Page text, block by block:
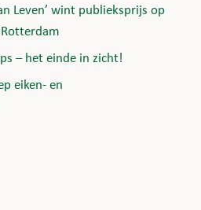
Leven’ wint publieksprijs op
– het einde in zicht!
eiken- en